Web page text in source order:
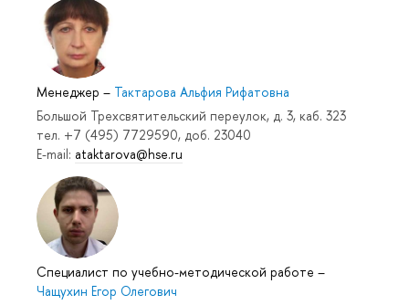
Менеджер – Тактарова Альфия Рифатовна
Большой Трехсвятительский переулок, д. 3, каб. 323
тел. +7 (495) 7729590, доб. 23040
E-mail: ataktarova@hse.ru
Специалист по учебно-методической работе –
Чащухин Егор Олегович